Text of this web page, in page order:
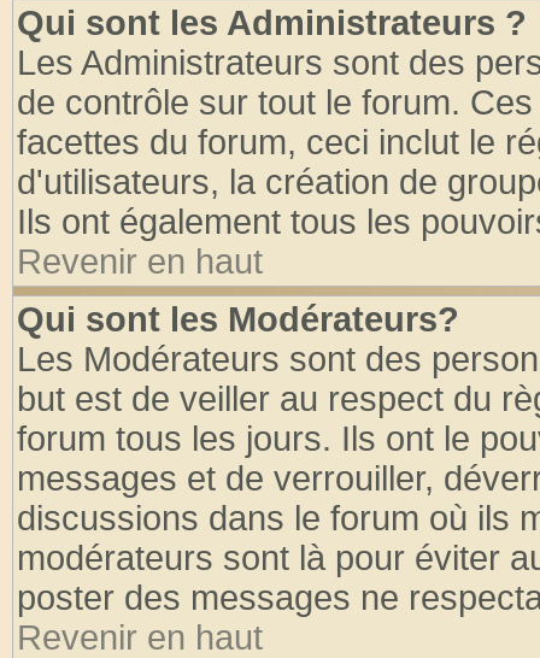
Qui sont les Administrateurs ?
Les Administrateurs sont des
de contrôle sur tout le forum.
facettes du forum, ceci inclut le
d'utilisateurs, la création de
Ils ont également tous les
Revenir en haut
Qui sont les Modérateurs?
Les Modérateurs sont des
but est de veiller au respect du
forum tous les jours. Ils ont le
messages et de verrouiller,
discussions dans le forum où ils
modérateurs sont là pour éviter
poster des messages ne
Revenir en haut